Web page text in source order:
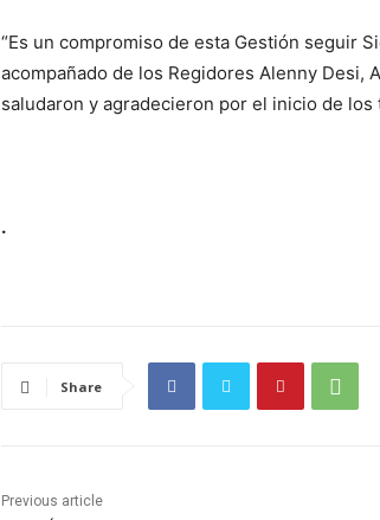
“Es un compromiso de esta Gestión seguir
acompañado de los Regidores Alenny Desi,
saludaron y agradecieron por el inicio de los
.
Share
Previous article